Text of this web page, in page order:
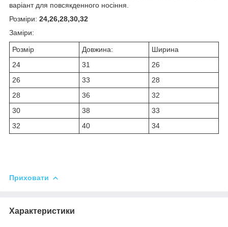
варіант для повсякденного носіння.
Розміри: 24,26,28,30,32
Заміри:
Розмір Довжина:
Ширина
24
31
26
26
33
28
28
36
32
30
38
33
32
40 34
Приховати
Характеристики